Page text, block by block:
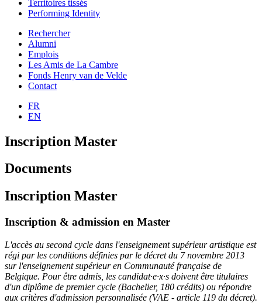
Territoires tissés
Performing Identity
Rechercher
Alumni
Emplois
Les Amis de La Cambre
Fonds Henry van de Velde
Contact
FR
EN
Inscription Master
Documents
Inscription Master
Inscription & admission en Master
L'accès au second cycle dans l'enseignement supérieur artistique est
régi par les conditions définies par le décret du 7 novembre 2013
sur l'enseignement supérieur en Communauté française de
Belgique. Pour être admis, les candidat·e·x·s doivent être titulaires
d'un diplôme de premier cycle (Bachelier, 180 crédits) ou répondre
aux critères d'admission personnalisée (VAE - article 119 du décret).